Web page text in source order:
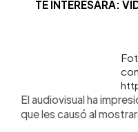
TE INTERESARÁ:
El audiovisual ha
que les causó al